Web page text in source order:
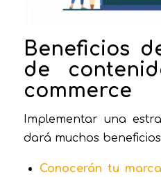
Beneficios
de
commerce
Implementar una
dará muchos
Conocerán tu